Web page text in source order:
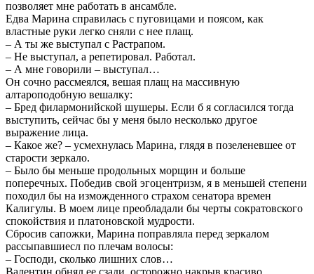
позволяет мне работать в ансамбле.
Едва Марина справилась с пуговицами и поясом, как
властные руки легко сняли с нее плащ.
– А ты же выступал с Растрапом.
– Не выступал, а репетировал. Работал.
– А мне говорили – выступал…
Он сочно рассмеялся, вешая плащ на массивную
алтароподобную вешалку:
– Бред филармонийской шушеры. Если б я согласился тогда
выступить, сейчас бы у меня было несколько другое
выражение лица.
– Какое же? – усмехнулась Марина, глядя в позеленевшее от
старости зеркало.
– Было бы меньше продольных морщин и больше
поперечных. Победив свой эгоцентризм, я в меньшей степени
походил бы на изможденного страхом сенатора времен
Калигулы. В моем лице преобладали бы черты сократовского
спокойствия и платоновской мудрости.
Сбросив сапожки, Марина поправляла перед зеркалом
рассыпавшиесл по плечам волосы:
– Господи, сколько лишних слов…